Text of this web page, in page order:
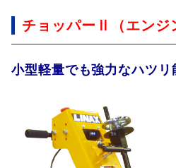
チョッパーⅡ（エンジ
小型軽量でも強力なハツリ